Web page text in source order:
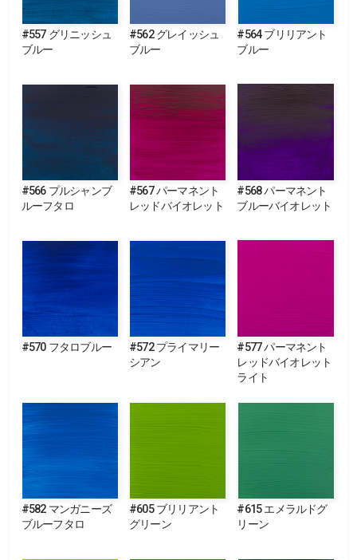
#557 グリニッシュ
ブルー
#562 グレイッシュ
ブルー
#564 ブリリアント
ブルー
#566 プルシャンブ
ルーフタロ
#567 パーマネント
レッドバイオレット
#568 パーマネント
ブルーバイオレット
#570 フタロブルー
#572 プライマリー
シアン
#577 パーマネント
レッドバイオレット
ライト
#582 マンガニーズ
ブルーフタロ
#605 ブリリアント
グリーン
#615 エメラルドグ
リーン